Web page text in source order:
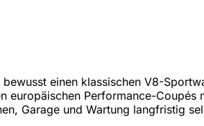
einen klassischen V8-
Performance-
Garage und Wartung langfristig